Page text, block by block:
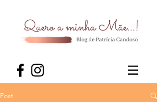
Post